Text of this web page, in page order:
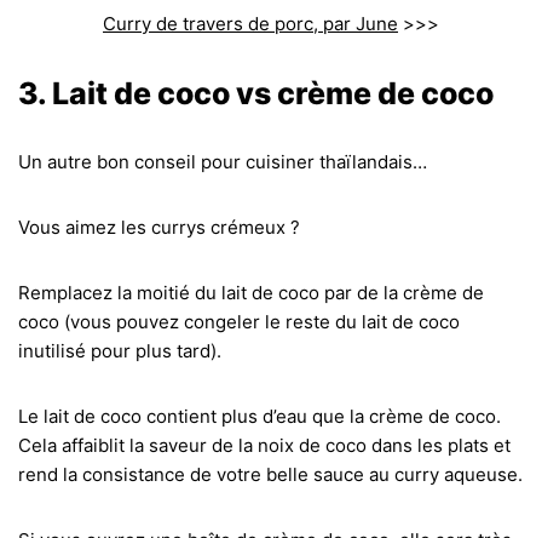
Curry de travers de porc, par June >>>
3. Lait de coco vs crème de coco
Un autre bon conseil pour cuisiner thaïlandais…
Vous aimez les currys crémeux ?
Remplacez la moitié du lait de coco par de la crème de
coco (vous pouvez congeler le reste du lait de coco
inutilisé pour plus tard).
Le lait de coco contient plus d’eau que la crème de coco.
Cela affaiblit la saveur de la noix de coco dans les plats et
rend la consistance de votre belle sauce au curry aqueuse.